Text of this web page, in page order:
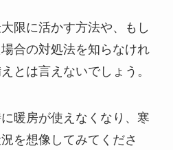
限に活かす方法や、もし
合の対処法を知らなけれ
とは言えないでしょう。
暖房が使えなくなり、寒
を想像してみてくださ